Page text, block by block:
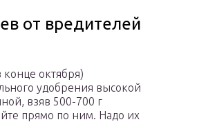
от вредителей
октября)
удобрения высокой
взяв 500-700 г
прямо по ним. Надо их